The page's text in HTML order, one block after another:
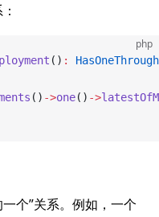
php
() :
HasOneThrough
() ->one() ->
个”关系。例如，一个